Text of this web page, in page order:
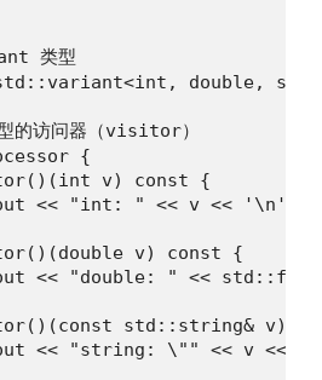
类型
double,
的访问器（visitor）
{
v) const {
<< "int: " << v << '\n';
v) const {
<< "double: " <<
std::string& v)
<< "string: \"" << v <<